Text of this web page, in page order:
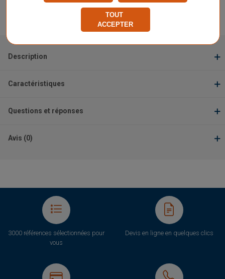
Signaler un problème d'ordre juridique
Description
Caractéristiques
Questions et réponses
Avis (0)
3000 références sélectionnées pour
vous
Devis en ligne en quelques clics
TOUT
ACCEPTER